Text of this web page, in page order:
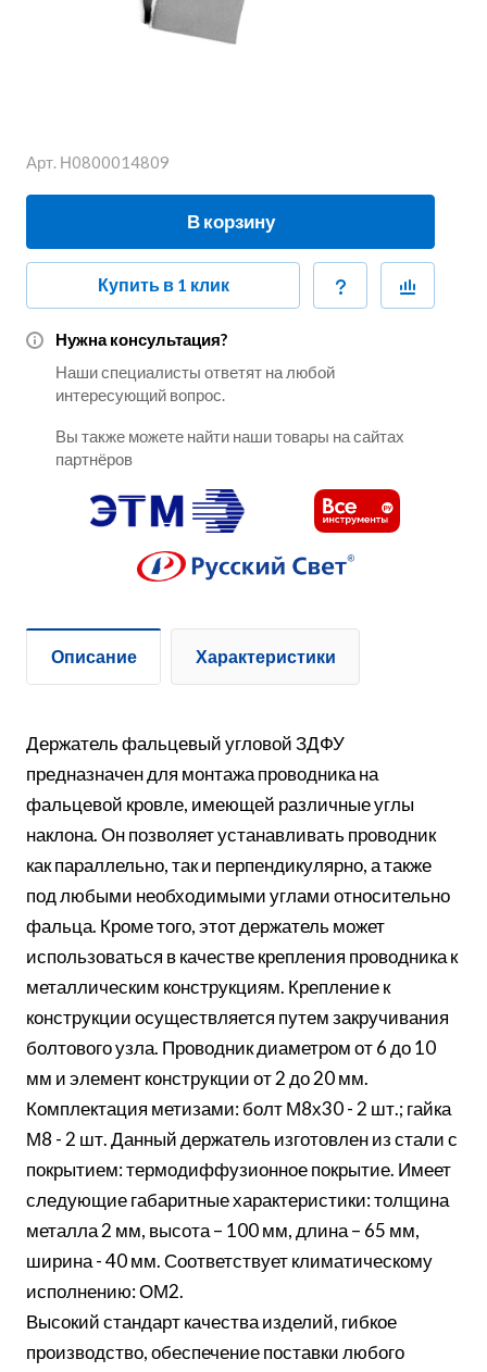
Арт. Н0800014809
В корзину
Купить в 1 клик
Нужна консультация?
Наши специалисты ответят на любой
интересующий вопрос.
Вы также можете найти наши товары на сайтах
партнёров
Описание Характеристики
Держатель фальцевый угловой ЗДФУ
предназначен для монтажа проводника на
фальцевой кровле, имеющей различные углы
наклона. Он позволяет устанавливать проводник
как параллельно, так и перпендикулярно, а также
под любыми необходимыми углами относительно
фальца. Кроме того, этот держатель может
использоваться в качестве крепления проводника к
металлическим конструкциям. Крепление к
конструкции осуществляется путем закручивания
болтового узла. Проводник диаметром от 6 до 10
мм и элемент конструкции от 2 до 20 мм.
Комплектация метизами: болт М8х30 - 2 шт.; гайка
М8 - 2 шт. Данный держатель изготовлен из стали с
покрытием: термодиффузионное покрытие. Имеет
следующие габаритные характеристики: толщина
металла 2 мм, высота – 100 мм, длина – 65 мм,
ширина - 40 мм. Соответствует климатическому
исполнению: ОМ2.
Высокий стандарт качества изделий, гибкое
производство, обеспечение поставки любого